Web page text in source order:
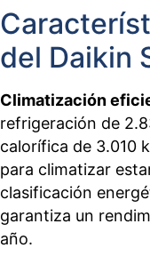
del Daikin
Climatización
refrigeración de
calorífica de 3.010
para climatizar
clasificación
garantiza un
año.